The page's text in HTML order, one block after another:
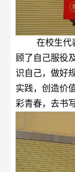
在校生代
顾了自己服役
识自己，做好
实践，创造价
彩青春，去书